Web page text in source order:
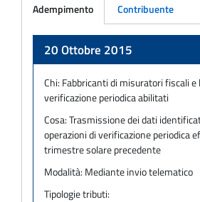
Adempimento Contribuente
20 Ottobre 2015
Chi: Fabbricanti di misuratori fiscali e
verificazione periodica abilitati
Cosa:Trasmissione dei dati
operazioni di verificazione periodica
trimestre solare precedente
Modalità: Mediante invio telematico
Tipologie tributi: